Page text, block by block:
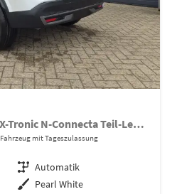
1.3 DIG-T MHEV 158 PS X-Tronic N-Connecta Teil-Leder PanoGlasdach Klimaautomatik Sitzheizung Lenkradheizung Navi ACC PDC v+h 360°Kamera DAB Bluetooth Touchscreen Apple CarPlay Android Auto 18"LM
Fahrzeug mit Tageszulassung
Getriebe Automatik
Außenfarbe Pearl White